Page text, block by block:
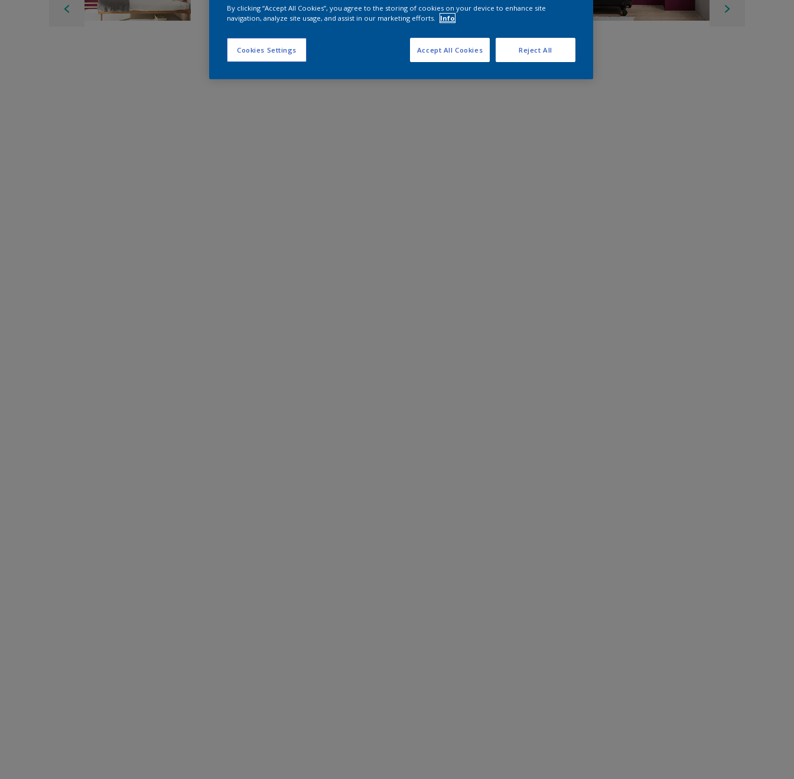
By clicking “Accept All Cookies”, you agree to the storing of cookies on your device to enhance site
navigation, analyze site usage, and assist in our marketing efforts.
Info
Cookies Settings Reject All
Accept All Cookies